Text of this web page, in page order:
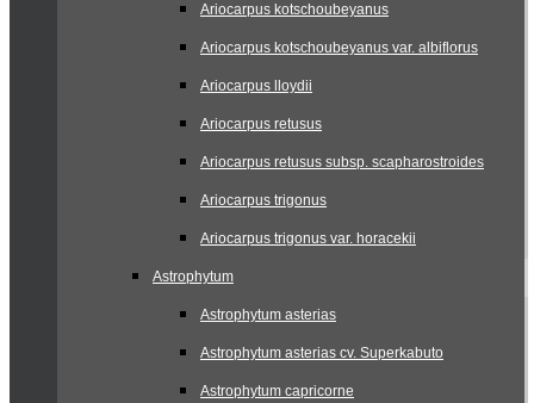
Ariocarpus kotschoubeyanus
Ariocarpus kotschoubeyanus var. albiflorus
Ariocarpus lloydii
Ariocarpus retusus
Ariocarpus retusus subsp. scapharostroides
Ariocarpus trigonus
Ariocarpus trigonus var. horacekii
Astrophytum
Astrophytum asterias
Astrophytum asterias cv. Superkabuto
Astrophytum capricorne